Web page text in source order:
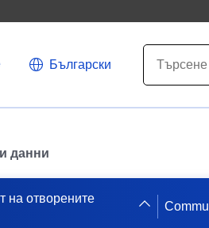
Български
данни
на отворените